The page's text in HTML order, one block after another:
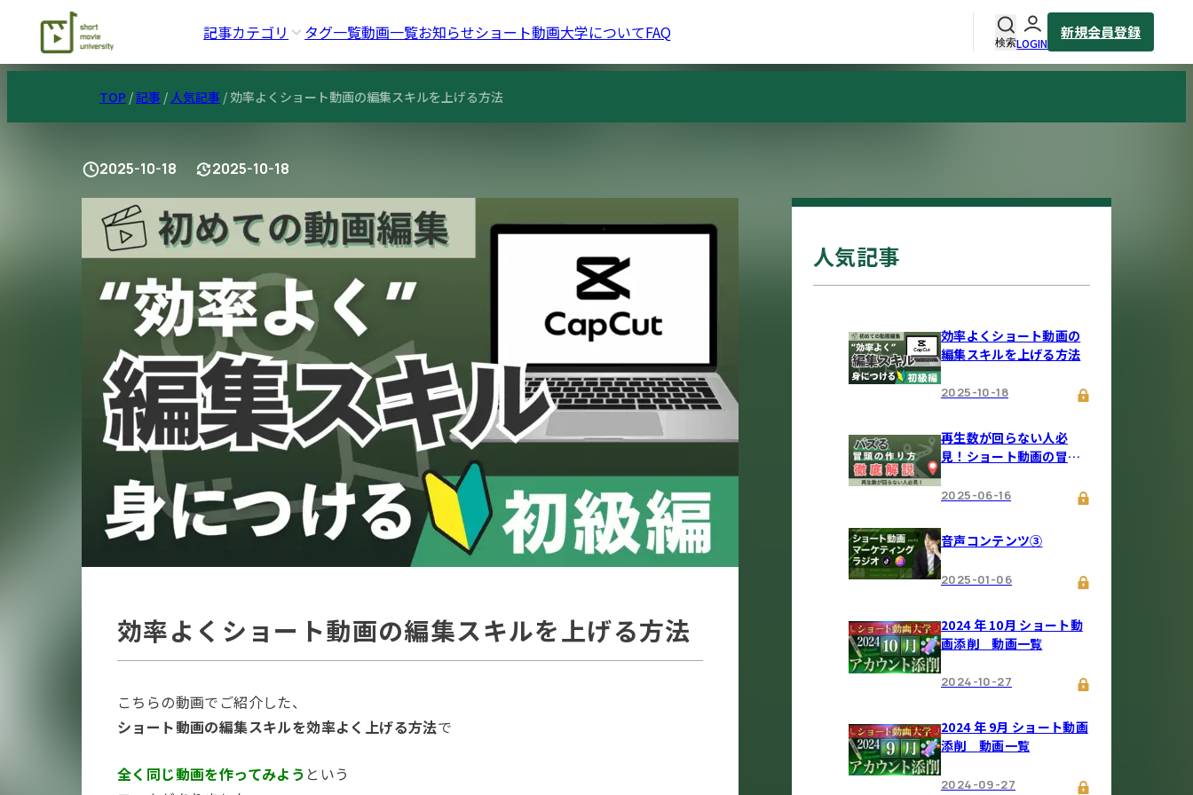
記事カテゴリ タグ一覧動画一覧お知らせショート動画大学についてFAQ 検索LOGIN
新規会員登録
TOP /記事 / 人気記事 / 効率よくショート動画の編集スキルを上げる方法
2025-10-18 2025-10-18
効率よくショート動画の編集スキルを上げる方法
こちらの動画でご紹介した、
ショート動画の編集スキルを効率よく上げる方法で
全く同じ動画を作ってみよう という
人気記事
効率よくショート動画の
編集スキルを上げる方法
2025-10-18
再生数が回らない人必
見！ショート動画の冒頭
2025-06-16
音声コンテンツ③
2025-01-06
2024 年 10月 ショート動
画添削 動画一覧
2024-10-27
2024 年 9月 ショート動画
添削 動画一覧
2024-09-27